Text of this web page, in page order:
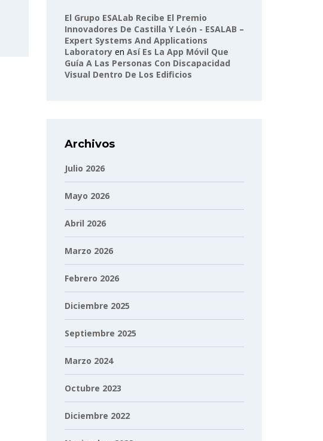
El Grupo ESALab Recibe El Premio
Innovadores De Castilla Y León - ESALAB –
Expert Systems And Applications
Laboratory en Así Es La App Móvil Que
Guía A Las Personas Con Discapacidad
Visual Dentro De Los Edificios
Archivos
Julio 2026
Mayo 2026
Abril 2026
Marzo 2026
Febrero 2026
Diciembre 2025
Septiembre 2025
Marzo 2024
Octubre 2023
Diciembre 2022